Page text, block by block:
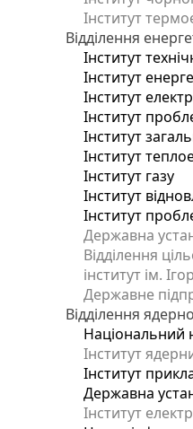
Інститут
Відділення
Інститут
Інститут
Інститут
Інститут
Інститут
Інститут
Інститут газу
Інститут
Інститут
Державна
Відділення
інститут ім.
Державне
Відділення
Національний
Інститут
Інститут
Державна
Інститут